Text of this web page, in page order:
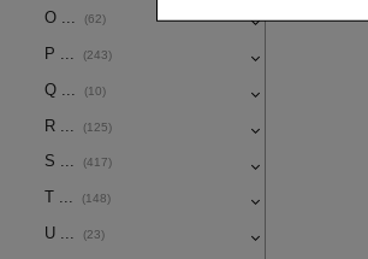
Statistik & Tracking:
Werbung auf
Dritte wie z.B. Google
O ... (62)
P ... (243)
Q ... (10)
R ... (125)
S ... (417)
T ... (148)
U ... (23)